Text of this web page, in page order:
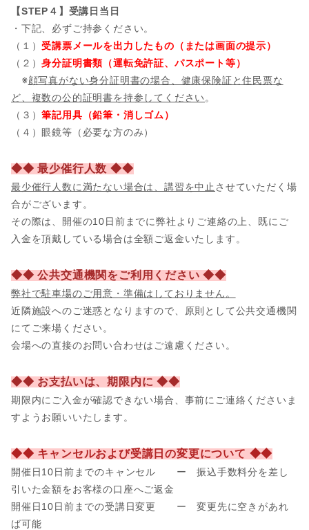
【STEP４】受講日当日
・下記、必ずご持参ください。
（１）受講票メールを出力したもの（または画面の提示）
（２）身分証明書類（運転免許証、パスポート等）
※顔写真がない身分証明書の場合、健康保険証と住民票な
ど、複数の公的証明書を持参してください 。
（３）筆記用具（鉛筆・消しゴム）
（４）眼鏡等（必要な方のみ）
◆◆ 最少催行人数 ◆◆
最少催行人数に満たない場合は、講習を中止 させていただく場
合がございます。
その際は、開催の10日前までに弊社よりご連絡の上、既にご
入金を頂戴している場合は全額ご返金いたします。
◆◆ 公共交通機関をご利用ください ◆◆
弊社で駐車場のご用意・準備はしておりません。
近隣施設へのご迷惑となりますので、原則として公共交通機関
にてご来場ください。
会場への直接のお問い合わせはご遠慮ください。
◆◆ お支払いは、期限内に ◆◆
期限内にご入金が確認できない場合、事前にご連絡くださいま
すようお願いいたします。
◆◆ キャンセルおよび受講日の変更について ◆◆
開催日10日前までのキャンセル ー 振込手数料分を差し
引いた金額をお客様の口座へご返金
開催日10日前までの受講日変更 ー 変更先に空きがあれ
ば可能